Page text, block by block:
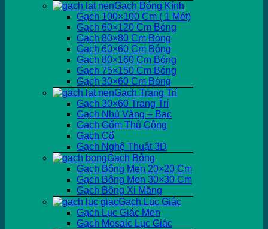
Gạch Bóng Kính
Gạch 100×100 Cm ( 1 Mét)
Gạch 60×120 Cm Bóng
Gạch 80×80 Cm Bóng
Gạch 60×60 Cm Bóng
Gạch 80×160 Cm Bóng
Gạch 75×150 Cm Bóng
Gạch 30×60 Cm Bóng
Gạch Trang Trí
Gạch 30×60 Trang Trí
Gạch Nhủ Vàng – Bạc
Gạch Gốm Thủ Công
Gạch Cổ
Gạch Nghệ Thuật 3D
Gạch Bông
Gạch Bông Men 20×20 Cm
Gạch Bông Men 30×30 Cm
Gạch Bông Xi Măng
Gạch Lục Giác
Gạch Lục Giác Men
Gạch Mosaic Lục Giác